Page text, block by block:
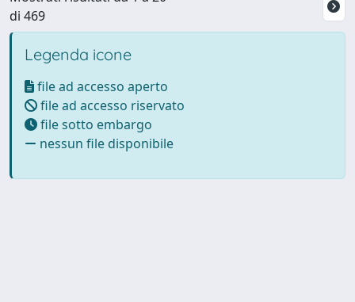
di 469
Legenda icone
file ad accesso aperto
file ad accesso riservato
file sotto embargo
nessun file disponibile